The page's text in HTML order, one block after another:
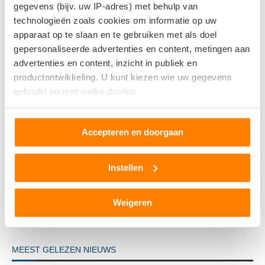
gegevens (bijv. uw IP-adres) met behulp van
technologieën zoals cookies om informatie op uw
apparaat op te slaan en te gebruiken met als doel
gepersonaliseerde advertenties en content, metingen aan
advertenties en content, inzicht in publiek en
productontwikkeling. U kunt kiezen wie uw gegevens
gebruikt en met welke doelen.
Als u het toestaat, willen we ook graag:
Informatie verzamelen over uw geografische locatie,
die tot een paar meter nauwkeurig kan zijn
Uw apparaat identificeren door het actief te scannen
verwerkt en stel uw voorkeuren in het
Accepteren en doorgaan
Instellen
Weigeren
ruimte...
15 juli 2026
MEEST GELEZEN NIEUWS